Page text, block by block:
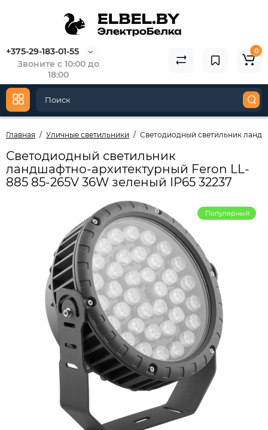
+375-29-183-01-55
Звоните с 10:00 до
18:00
0
Главная Уличные светильники Светодиодный светильник
Светодиодный светильник
ландшафтно-архитектурный Feron LL-
885 85-265V 36W зеленый IP65 32237
Популярный